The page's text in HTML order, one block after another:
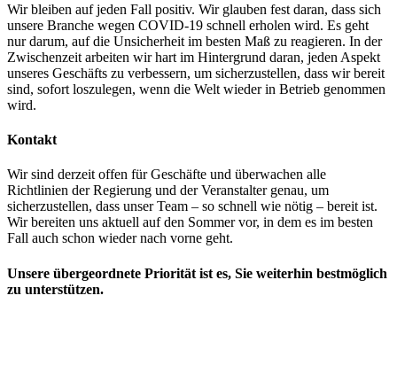
Wir bleiben auf jeden Fall positiv. Wir glauben fest daran, dass sich
unsere Branche wegen COVID-19 schnell erholen wird. Es geht
nur darum, auf die Unsicherheit im besten Maß zu reagieren. In der
Zwischenzeit arbeiten wir hart im Hintergrund daran, jeden Aspekt
unseres Geschäfts zu verbessern, um sicherzustellen, dass wir bereit
sind, sofort loszulegen, wenn die Welt wieder in Betrieb genommen
wird.
Kontakt
Wir sind derzeit offen für Geschäfte und überwachen alle
Richtlinien der Regierung und der Veranstalter genau, um
sicherzustellen, dass unser Team – so schnell wie nötig – bereit ist.
Wir bereiten uns aktuell auf den Sommer vor, in dem es im besten
Fall auch schon wieder nach vorne geht.
Unsere übergeordnete Priorität ist es, Sie weiterhin bestmöglich
zu unterstützen.